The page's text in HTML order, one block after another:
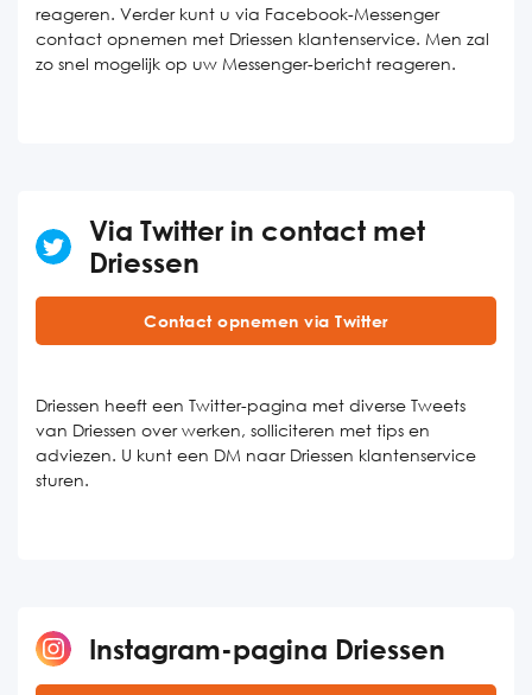
reageren. Verder kunt u via Facebook-Messenger
contact opnemen met Driessen klantenservice. Men zal
zo snel mogelijk op uw Messenger-bericht reageren.
Via Twitter in contact met
Driessen
Contact opnemen via Twitter
Driessen heeft een Twitter-pagina met diverse Tweets
van Driessen over werken, solliciteren met tips en
adviezen. U kunt een DM naar Driessen klantenservice
sturen.
Instagram-pagina Driessen